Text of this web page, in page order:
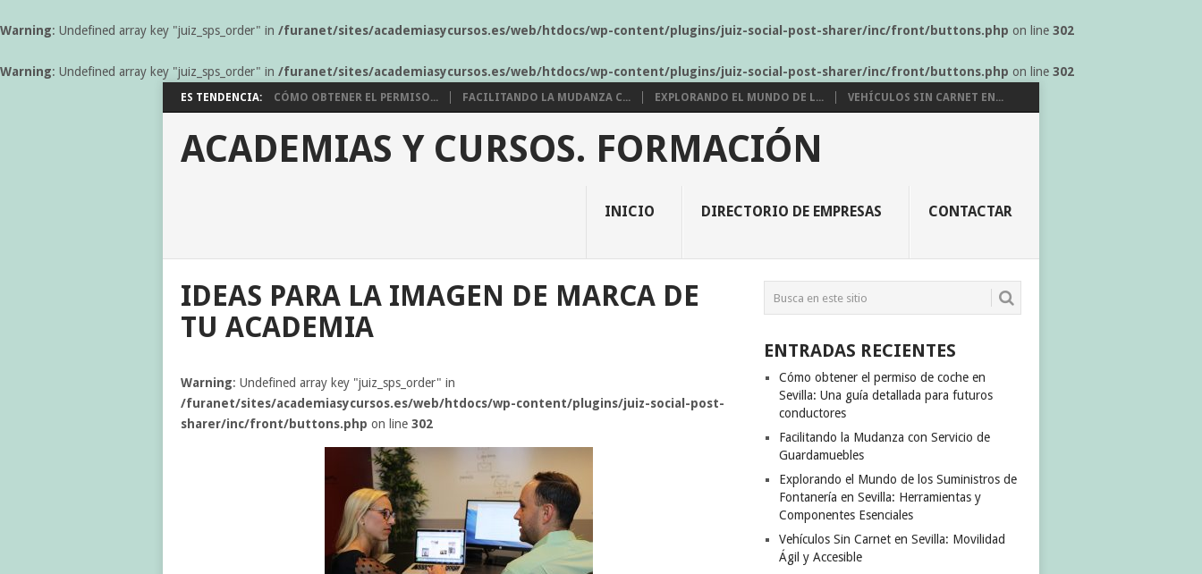
Warning: Undefined array key "juiz_sps_order" in /furanet/sites/academiasycursos.es/web/htdocs/wp-content/plugins/juiz-social-post-sharer/inc/front/buttons.php on line 302
Warning: Undefined array key "juiz_sps_order" in /furanet/sites/academiasycursos.es/web/htdocs/wp-content/plugins/juiz-social-post-sharer/inc/front/buttons.php on line 302
ES TENDENCIA: CÓMO OBTENER EL PERMISO... FACILITANDO LA MUDANZA C... EXPLORANDO EL MUNDO DE L... VEHÍCULOS SIN CARNET EN...
ACADEMIAS Y CURSOS. FORMACIÓN
INICIO DIRECTORIO DE EMPRESAS CONTACTAR
IDEAS PARA LA IMAGEN DE MARCA DE
TU ACADEMIA
Warning: Undefined array key "juiz_sps_order" in
/furanet/sites/academiasycursos.es/web/htdocs/wp-content/plugins/juiz-social-post-
sharer/inc/front/buttons.php on line 302
ENTRADAS RECIENTES
Cómo obtener el permiso de coche en
Sevilla: Una guía detallada para futuros
conductores
Facilitando la Mudanza con Servicio de
Guardamuebles
Explorando el Mundo de los Suministros de
Fontanería en Sevilla: Herramientas y
Componentes Esenciales
Vehículos Sin Carnet en Sevilla: Movilidad
Ágil y Accesible